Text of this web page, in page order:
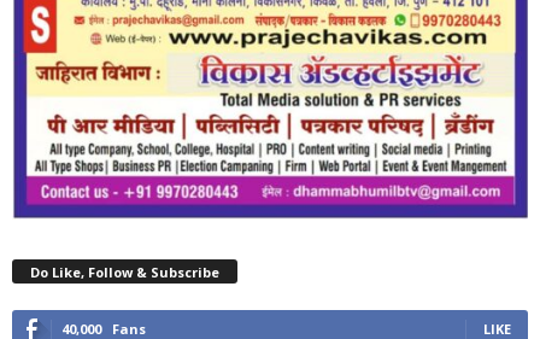
Do Like, Follow & Subscribe
40,000 Fans LIKE